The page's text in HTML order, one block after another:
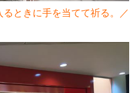
ときに手を当てて祈る。／